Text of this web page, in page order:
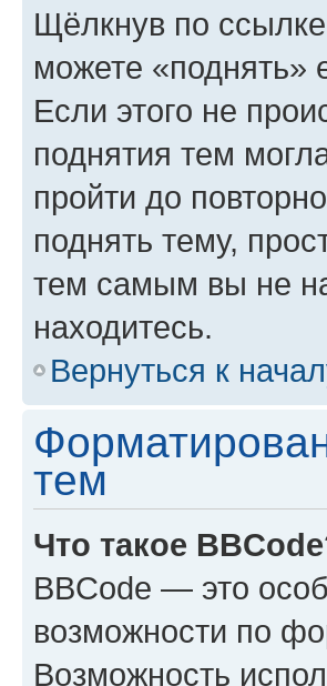
Щёлкнув по
можете
Если этого не
поднятия тем
пройти до
поднять тему,
тем самым вы не
находитесь.
Вернуться к
тем
Что такое
BBCode — это
возможности по
Возможность